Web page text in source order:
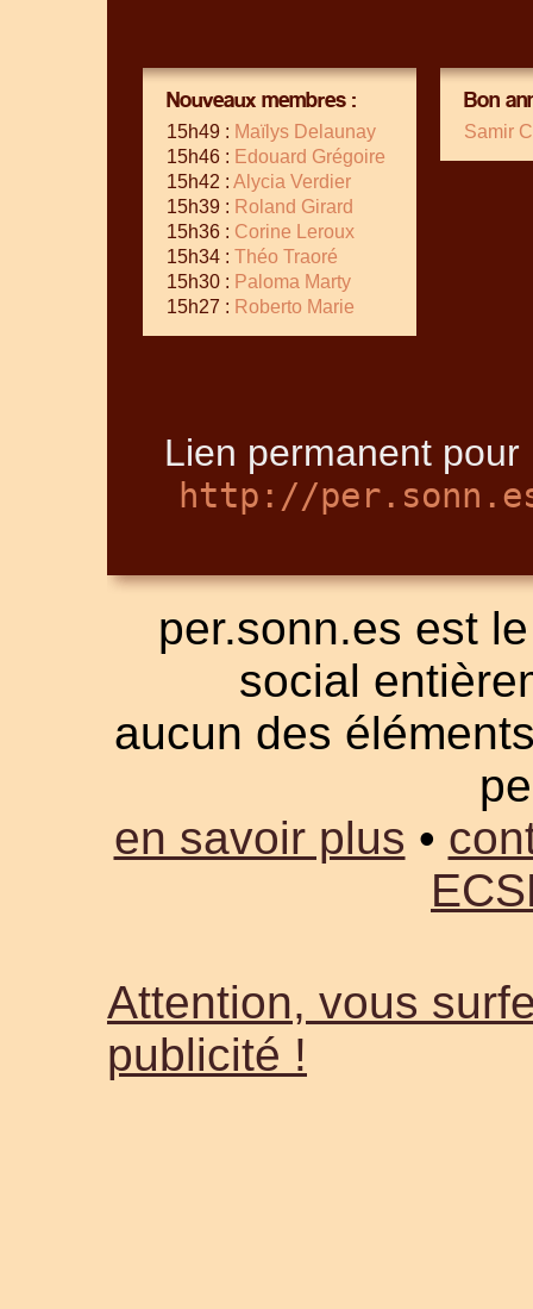
Nouveaux membres :
15h49 : Maïlys Delaunay
15h46 : Edouard Grégoire
15h42 : Alycia Verdier
15h39 : Roland Girard
15h36 : Corine Leroux
15h34 : Théo Traoré
15h30 : Paloma Marty
15h27 : Roberto Marie
Bon
Samir
Lien permanent
http://
per.sonn.es est
social
aucun des
en savoir plus •
Attention, vous
publicité !